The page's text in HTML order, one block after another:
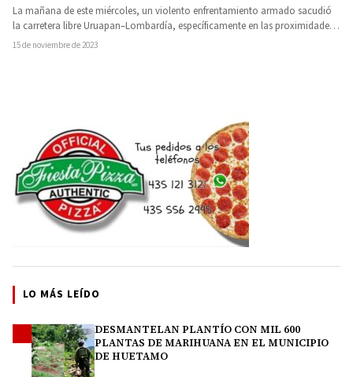
La mañana de este miércoles, un violento enfrentamiento armado sacudió
la carretera libre Uruapan–Lombardía, específicamente en las proximidades
de la…
15 de noviembre de 2023
LO MÁS LEÍDO
DESMANTELAN PLANTÍO CON MIL 600
PLANTAS DE MARIHUANA EN EL MUNICIPIO
DE HUETAMO